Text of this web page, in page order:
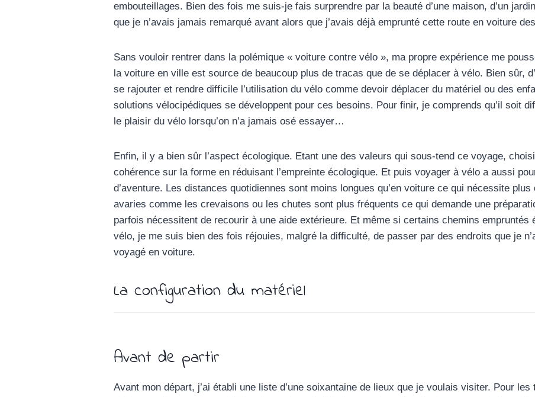
embouteillages. Bien des fois me suis-je fais surprendre par la beauté d’une maison, d’un
que je n’avais jamais remarqué avant alors que j’avais déjà emprunté cette route en voiture
Sans vouloir rentrer dans la polémique « voiture contre vélo », ma propre expérience me
la voiture en ville est source de beaucoup plus de tracas que de se déplacer à vélo. Bien sûr,
se rajouter et rendre difficile l’utilisation du vélo comme devoir déplacer du matériel ou des
solutions vélocipédiques se développent pour ces besoins. Pour finir, je comprends qu’il soit
le plaisir du vélo lorsqu’on n’a jamais osé essayer…
Enfin, il y a bien sûr l’aspect écologique. Etant une des valeurs qui sous-tend ce voyage,
cohérence sur la forme en réduisant l’empreinte écologique. Et puis voyager à vélo a aussi
d’aventure. Les distances quotidiennes sont moins longues qu’en voiture ce qui nécessite plus
avaries comme les crevaisons ou les chutes sont plus fréquents ce qui demande une
parfois nécessitent de recourir à une aide extérieure. Et même si certains chemins empruntés
vélo, je me suis bien des fois réjouies, malgré la difficulté, de passer par des endroits que je
voyagé en voiture.
La configuration du matériel
Avant de partir
Avant mon départ, j’ai établi une liste d’une soixantaine de lieux que je voulais visiter. Pour les